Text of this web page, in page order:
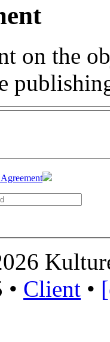
on the
• Client •